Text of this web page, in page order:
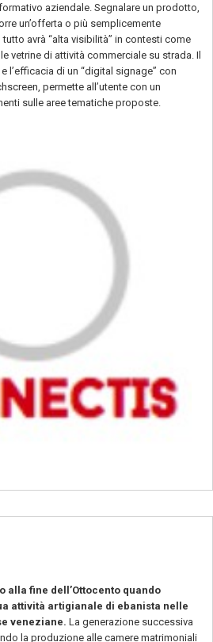
aziendale. Segnalare un prodotto,
un’offerta o più semplicemente
avrà “alta visibilità” in contesti come
vetrine di attività commerciale su strada. Il
l’efficacia di un “digital signage” con
permette all’utente con un
sulle aree tematiche proposte.
alla fine dell’Ottocento quando
attività artigianale di ebanista nelle
veneziane. La generazione successiva
la produzione alle camere matrimoniali